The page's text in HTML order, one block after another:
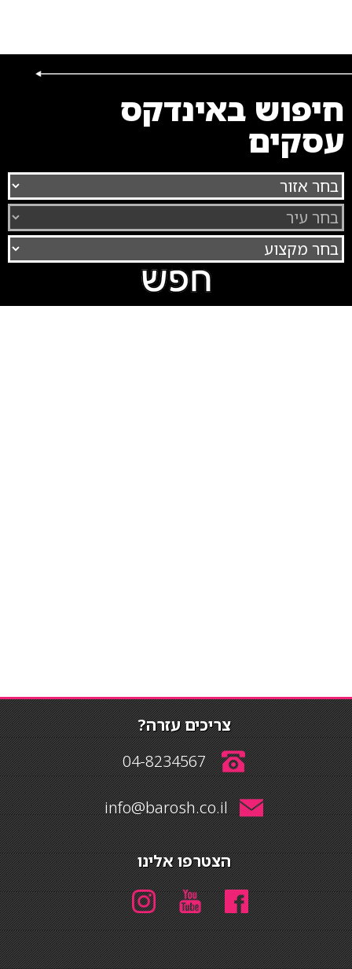
חיפוש באינדקס
עסקים
צריכים עזרה?
04-8234567
info@barosh.co.il
הצטרפו אלינו